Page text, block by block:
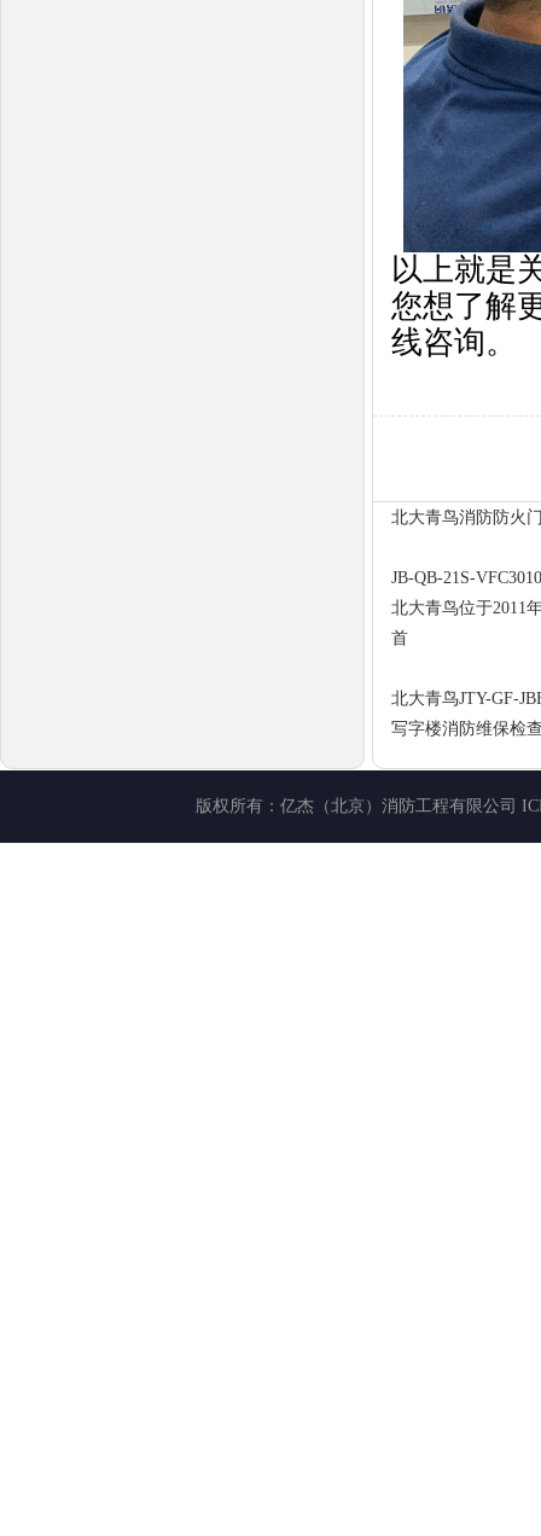
以上就是
您想了解
线咨询。
北大青鸟消防防火
JB-QB-21S-
北大青鸟位于2011
首
北大青鸟JTY-GF-
写字楼消防维保检
版权所有： 亿杰（北京）消防工程有限公司